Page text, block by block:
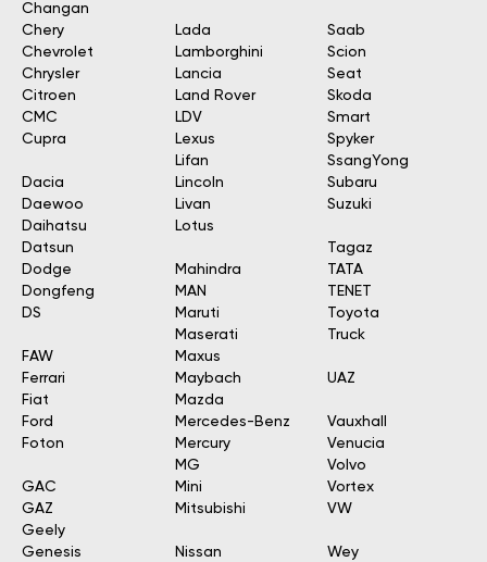
Changan
Chery
Chevrolet
Chrysler
Citroen
CMC
Cupra
Dacia
Daewoo
Daihatsu
Datsun
Dodge
Dongfeng
DS
FAW
Ferrari
Fiat
Ford
Foton
GAC
GAZ
Geely
Genesis
Lada
Lamborghini
Lancia
Land Rover
LDV
Lexus
Lifan
Lincoln
Livan
Lotus
Mahindra
MAN
Maruti
Maserati
Maxus
Maybach
Mazda
Mercedes-Benz
Mercury
MG
Mini
Mitsubishi
Nissan
Saab
Scion
Seat
Skoda
Smart
Spyker
SsangYong
Subaru
Suzuki
Tagaz
TATA
TENET
Toyota
Truck
UAZ
Vauxhall
Venucia
Volvo
Vortex
VW
Wey